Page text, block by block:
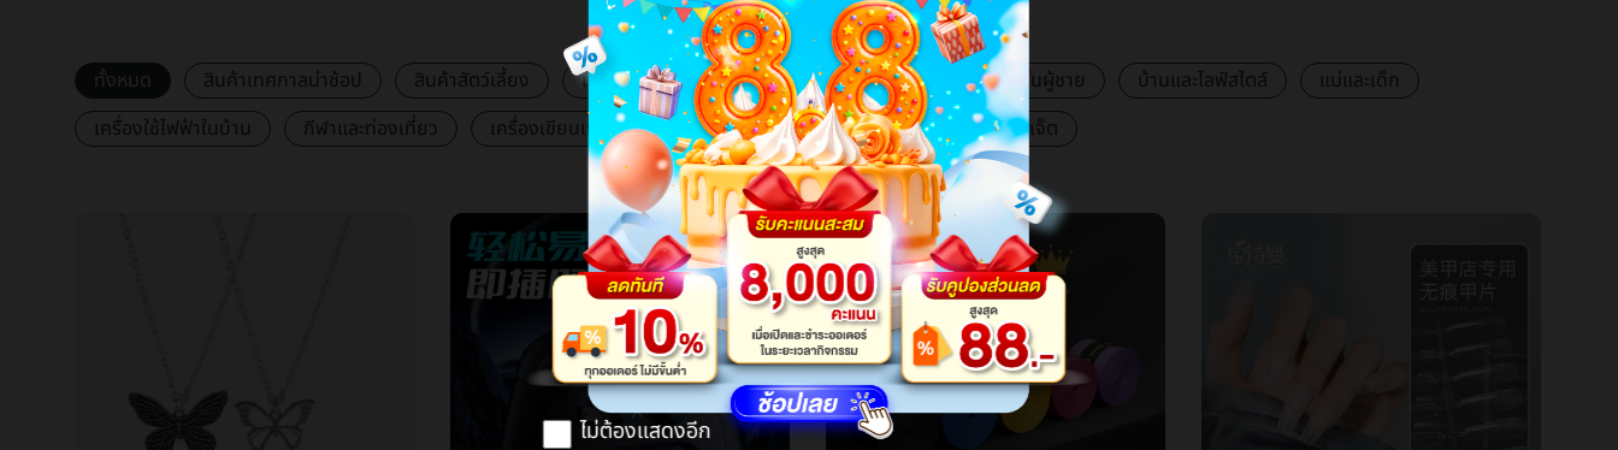
ไม่ต้องแสดงอีก
ทั้งหมด สินค้าเทศกาลน่าช้อป สินค้าสัตว์เลี้ยง แฟชั่นผู้หญิง เครื่องสำอางค์และความงาม แฟชั่นผู้ชาย บ้านและไลฟ์สไตล์
แม่และเด็ก
เครื่องใช้ไฟฟ้าในบ้าน
กีฬาและท่องเที่ยว เครื่องเขียนและอุปกรณ์สำนักงาน อุปกรณ์อิเล็กทรอนิกส์และแกดเจ็ต